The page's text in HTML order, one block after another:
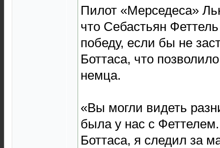
Пилот «Мерседеса»
что Себастьян
победу, если бы не
Боттаса, что
немца.
«Вы могли видеть
была у нас с
Боттаса, я следил за